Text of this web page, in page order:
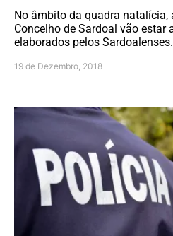
No âmbito da quadra natalícia,
Concelho de Sardoal vão estar
elaborados pelos
19 de Dezembro, 2018